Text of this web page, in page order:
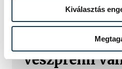
Kiválasztás
Merre tart a
gazdasága?
fórumra
veszprémi